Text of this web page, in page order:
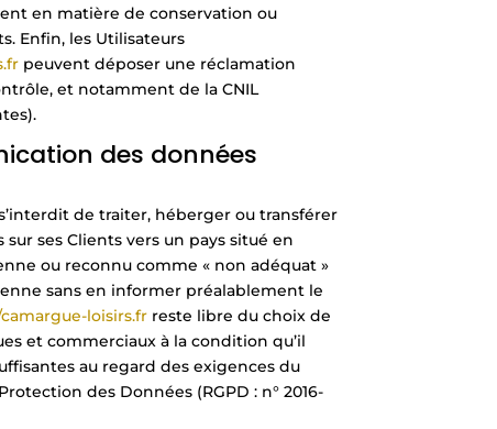
en matière de conservation ou
Enfin, les Utilisateurs
peuvent déposer une réclamation
et notamment de la CNIL
des données
de traiter, héberger ou transférer
ses Clients vers un pays situé en
ou reconnu comme « non adéquat »
sans en informer préalablement le
loisirs.fr reste libre du choix de
et commerciaux à la condition qu’il
au regard des exigences du
des Données (RGPD : n° 2016-